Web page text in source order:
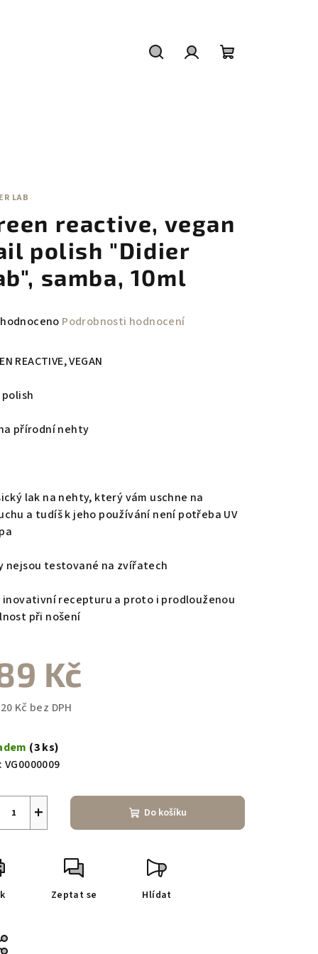
LAB
reactive, vegan
polish "Didier
samba, 10ml
Podrobnosti hodnocení
REACTIVE, VEGAN
přírodní nehty
lak na nehty, který vám uschne na
a tudíš k jeho používání není potřeba UV
nejsou testované na zvířatech
inovativní recepturu a proto i prodlouženou
při nošení
Kč
Kč bez DPH
(3 ks)
VG0000009
+ Do košíku
Zeptat se Hlídat